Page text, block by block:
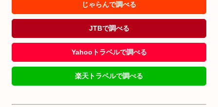
じゃらんで調べる
JTBで調べる
Yahooトラベルで調べる
楽天トラベルで調べる